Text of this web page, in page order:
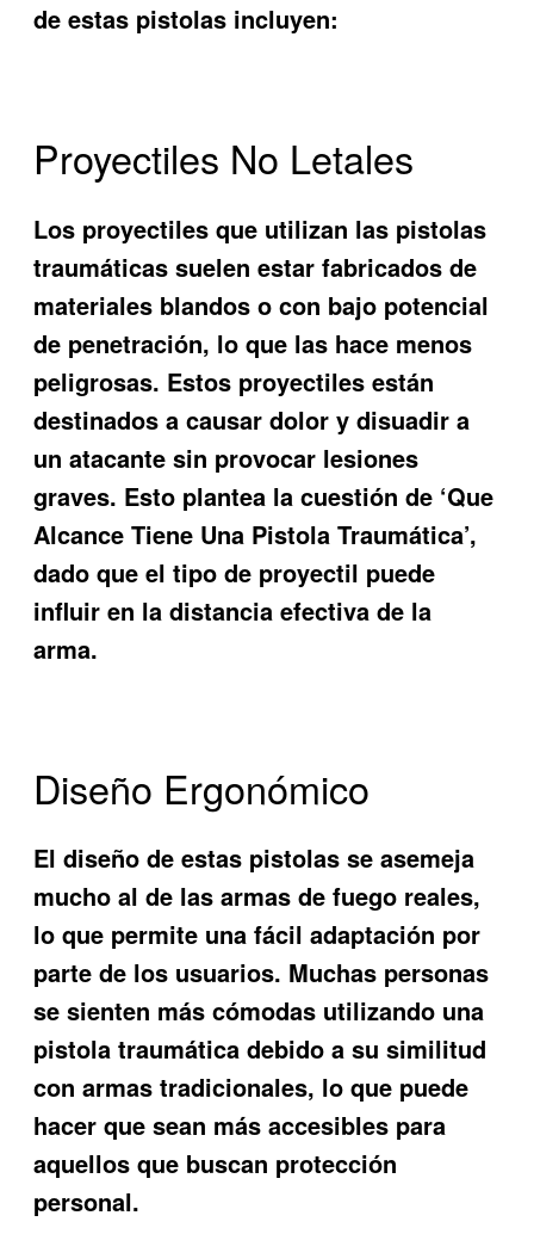
de estas pistolas incluyen:
Proyectiles No Letales
Los proyectiles que utilizan las pistolas
traumáticas suelen estar fabricados de
materiales blandos o con bajo potencial
de penetración, lo que las hace menos
peligrosas. Estos proyectiles están
destinados a causar dolor y disuadir a
un atacante sin provocar lesiones
graves. Esto plantea la cuestión de ‘Que
Alcance Tiene Una Pistola Traumática’,
dado que el tipo de proyectil puede
influir en la distancia efectiva de la
arma.
Diseño Ergonómico
El diseño de estas pistolas se asemeja
mucho al de las armas de fuego reales,
lo que permite una fácil adaptación por
parte de los usuarios. Muchas personas
se sienten más cómodas utilizando una
pistola traumática debido a su similitud
con armas tradicionales, lo que puede
hacer que sean más accesibles para
aquellos que buscan protección
personal.